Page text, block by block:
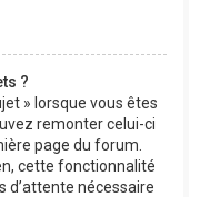
?
» lorsque vous êtes
remonter celui-ci
page du forum.
cette fonctionnalité
d’attente nécessaire